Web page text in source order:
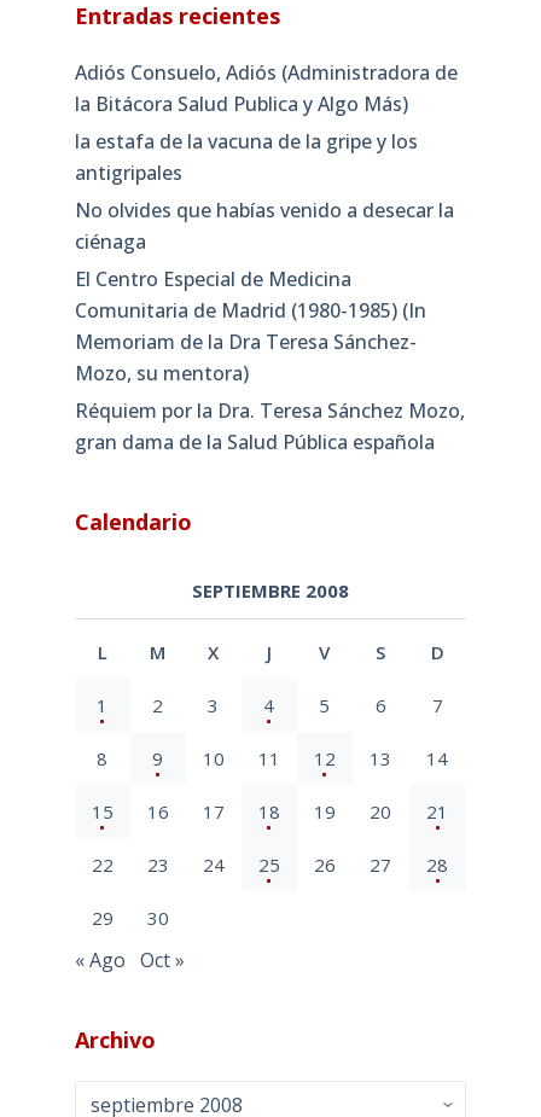
Entradas recientes
Adiós Consuelo, Adiós (Administradora de
la Bitácora Salud Publica y Algo Más)
la estafa de la vacuna de la gripe y los
antigripales
No olvides que habías venido a desecar la
ciénaga
El Centro Especial de Medicina
Comunitaria de Madrid (1980-1985) (In
Memoriam de la Dra Teresa Sánchez-
Mozo, su mentora)
Réquiem por la Dra. Teresa Sánchez Mozo,
gran dama de la Salud Pública española
Calendario
SEPTIEMBRE 2008
L M X J V S D
1 2 3 4 5 6 7
8 9 10 11 12 13 14
15 16 17 18 19 20 21
22 23 24 25 26 27 28
29 30
« Ago Oct »
Archivo
Archivo